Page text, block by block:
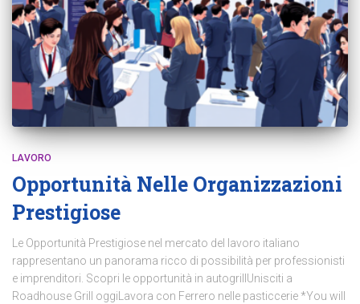
LAVORO
Opportunità Nelle Organizzazioni
Prestigiose
Le Opportunità Prestigiose nel mercato del lavoro italiano
rappresentano un panorama ricco di possibilità per professionisti
e imprenditori. Scopri le opportunità in autogrillUnisciti a
Roadhouse Grill oggiLavora con Ferrero nelle pasticcerie *You will